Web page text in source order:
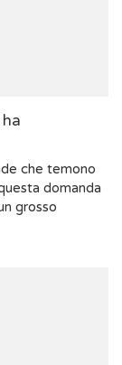
che temono
domanda
grosso